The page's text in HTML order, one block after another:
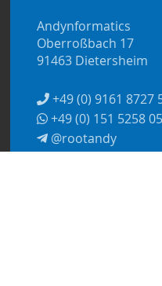
Andynformatics
Oberroßbach 17
91463 Dietersheim
+49 (0) 9161 8727
+49 (0) 151 5258
@rootandy